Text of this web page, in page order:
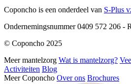
Coponcho is een onderdeel van S-Plus
Ondernemingsnummer 0409 572 206 -
© Coponcho 2025
Meer mantelzorg Wat is mantelzorg?
Activiteiten Blog
Meer Coponcho Over ons Brochures